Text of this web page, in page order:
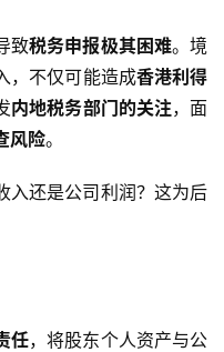
致税务申报极其困难。境
，不仅可能造成香港利得
内地税务部门的关注，面
风险。
入还是公司利润？这为后
任，将股东个人资产与公